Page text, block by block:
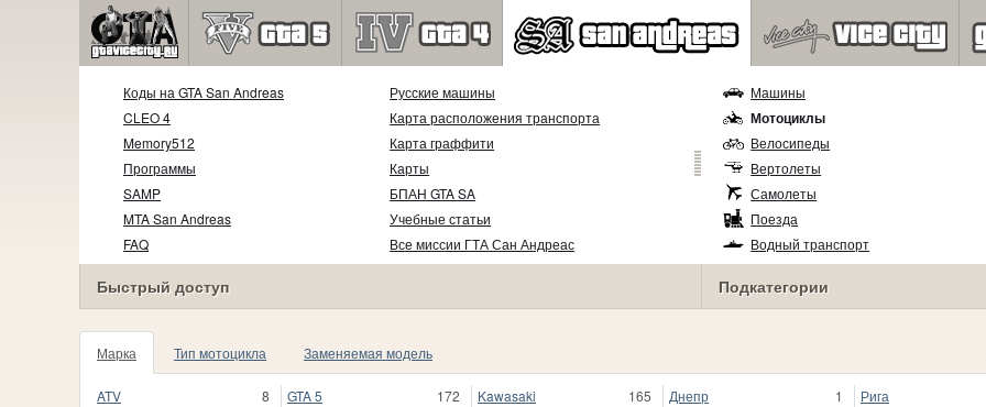
Коды на GTA San Andreas
CLEO 4
Memory512
Программы
SAMP
MTA San Andreas
FAQ
Русские машины
Карта расположения транспорта
Карта граффити
Карты
БПАН GTA SA
Учебные статьи
Все миссии ГТА Сан Андреас
Быстрый доступ
Машины
Мотоциклы
Велосипеды
Вертолеты
Самолеты
Поезда
Водный транспорт
Подкатегории
Марка Тип мотоцикла Заменяемая модель
ATV
8
GTA 5
172
Kawasaki
165
Днепр
1
Рига